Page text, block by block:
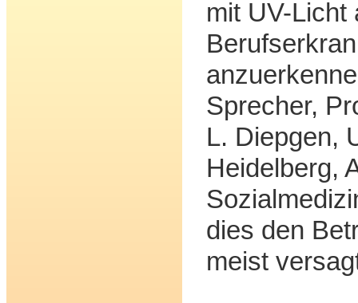
mit UV-Licht
Sprecher,
L. Diepgen,
Heidelberg,
dies den
meist